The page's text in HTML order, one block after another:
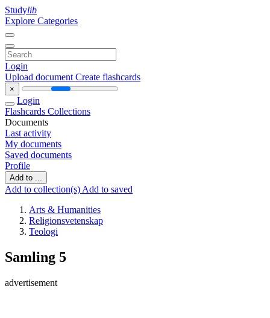
Studylib
Explore Categories
Login
Upload document Create flashcards
×
Login
Flashcards Collections
Documents
Last activity
My documents
Saved documents
Profile
Add to ...
Add to collection(s) Add to saved
Arts & Humanities
Religionsvetenskap
Teologi
Samling 5
advertisement